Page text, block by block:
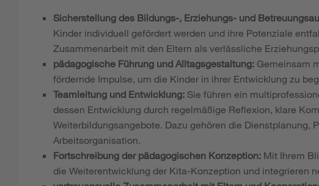
Sicherstellung des Bildungs-, Erziehungs- und
Kinder individuell gefördert werden und ihre Potenziale
Zusammenarbeit mit den Eltern als verlässliche
pädagogische Führung und Alltagsgestaltung: Gemeinsam
fördernde Impulse, um die Kinder in ihrer Entwicklung zu
Teamleitung und Entwicklung: Sie führen ein
dessen Entwicklung durch regelmäßige Reflexion, klare
Weiterbildungsangebote. Dazu gehören die Dienstplanung,
Arbeitsorganisation.
Fortschreibung der pädagogischen Konzeption: Mit Ihrem
die Weiterentwicklung der Kita-Konzeption und integrieren